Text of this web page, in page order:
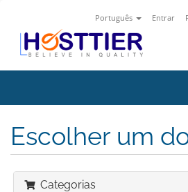
Português Entrar
Escolher um
Categorias